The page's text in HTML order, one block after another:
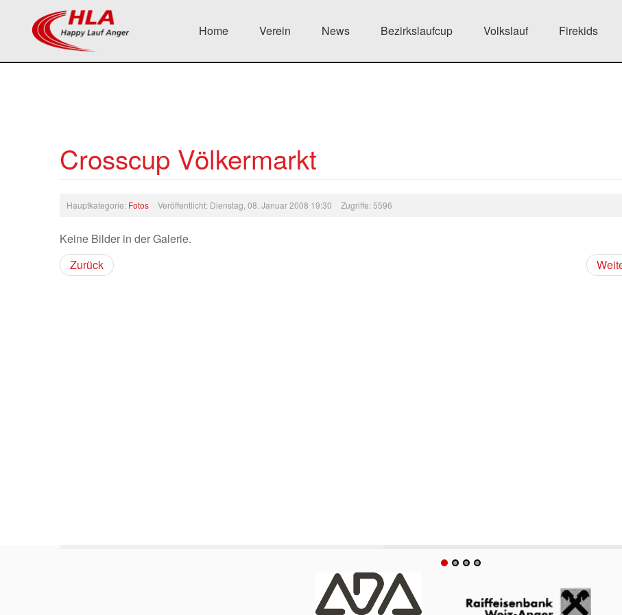
Home Verein News Bezirkslaufcup Volkslauf Firekids
Crosscup Völkermarkt
Hauptkategorie: Fotos Veröffentlicht: Dienstag, 08. Januar 2008 19:30 Zugriffe: 5596
Keine Bilder in der Galerie.
Zurück